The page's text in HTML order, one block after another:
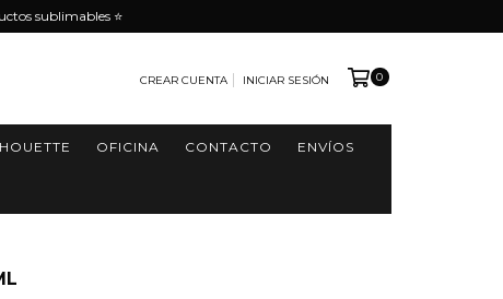
sublimables ⭐️
CREAR CUENTA INICIAR SESIÓN 0
OFICINA CONTACTO ENVÍOS